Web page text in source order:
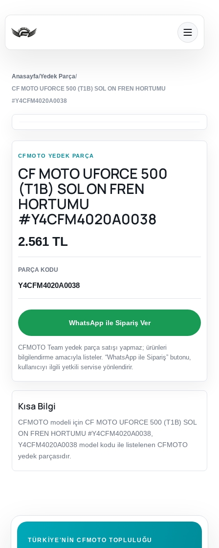
Anasayfa/Yedek Parça/
CF MOTO UFORCE 500 (T1B) SOL ON FREN HORTUMU
#Y4CFM4020A0038
CFMOTO YEDEK PARÇA
CF MOTO UFORCE 500
(T1B) SOL ON FREN
HORTUMU
#Y4CFM4020A0038
2.561 TL
PARÇA KODU
Y4CFM4020A0038
WhatsApp ile Sipariş Ver
CFMOTO Team yedek parça satışı yapmaz; ürünleri
bilgilendirme amacıyla listeler. “WhatsApp ile Sipariş” butonu,
kullanıcıyı ilgili yetkili servise yönlendirir.
Kısa Bilgi
CFMOTO modeli için CF MOTO UFORCE 500 (T1B) SOL
ON FREN HORTUMU #Y4CFM4020A0038,
Y4CFM4020A0038 model kodu ile listelenen CFMOTO
yedek parçasıdır.
TÜRKIYE'NIN CFMOTO TOPLULUĞU